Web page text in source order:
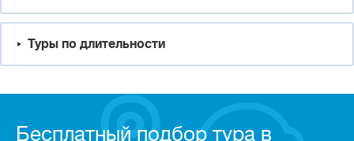
Туры по длительности
Бесплатный подбор тура в